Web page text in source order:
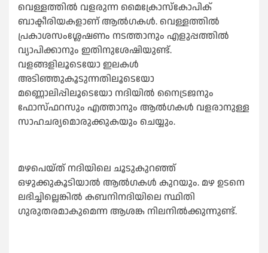
വെള്ളത്തിൽ വളരുന്ന മൈക്രോസ്കോപിക്
ബാക്ടീരിയകളാണ് ആൽഗകൾ. വെള്ളത്തിൽ
പ്രകാശസംശ്ലേഷണം നടത്താനും എളുപ്പത്തിൽ
വ്യാപിക്കാനും ഇതിനുശേഷിയുണ്ട്.
വളങ്ങളിലൂടെയോ ഇലകൾ
അടിഞ്ഞുകൂടുന്നതിലൂടെയോ
മണ്ണൊലിപ്പിലൂടെയോ നദിയിൽ നൈട്രജനും
ഫോസ്ഫറസും എത്താനും ആൽഗകൾ വളരാനുള്ള
സാഹചര്യമൊരുക്കുകയും ചെയ്യും.
മഴപെയ്ത് നദിയിലെ ചൂടുകുറഞ്ഞ്
ഒഴുക്കുകൂടിയാൽ ആൽഗകൾ കുറയും. മഴ ഉടനെ
ലഭിച്ചില്ലെങ്കിൽ കബനിനദിയിലെ സ്ഥിതി
ഗുരുതരമാകുമെന്ന ആശങ്ക നിലനിൽക്കുന്നുണ്ട്.